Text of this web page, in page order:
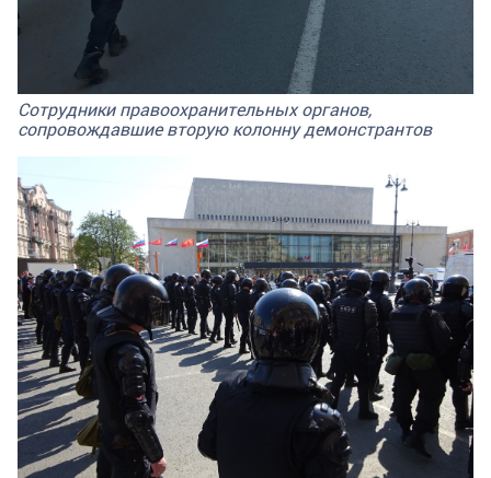
Сотрудники правоохранительных органов,
сопровождавшие вторую колонну демонстрантов